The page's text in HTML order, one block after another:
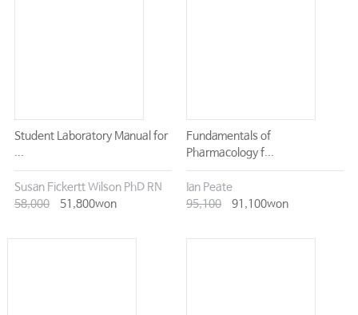
Student Laboratory Manual for
...
Susan Fickertt Wilson PhD RN
58,000
51,800won
Fundamentals of
Pharmacology f...
Ian Peate
95,100
91,100won